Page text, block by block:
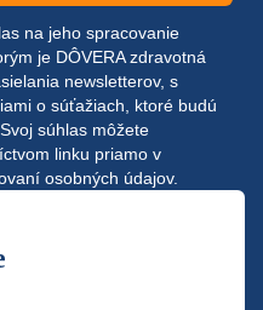
na jeho spracovanie
je DÔVERA zdravotná
newsletterov, s
o súťažiach, ktoré budú
. Svoj súhlas môžete
linku priamo v
osobných údajov.